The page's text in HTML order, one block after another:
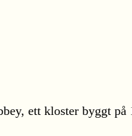
ett kloster byggt